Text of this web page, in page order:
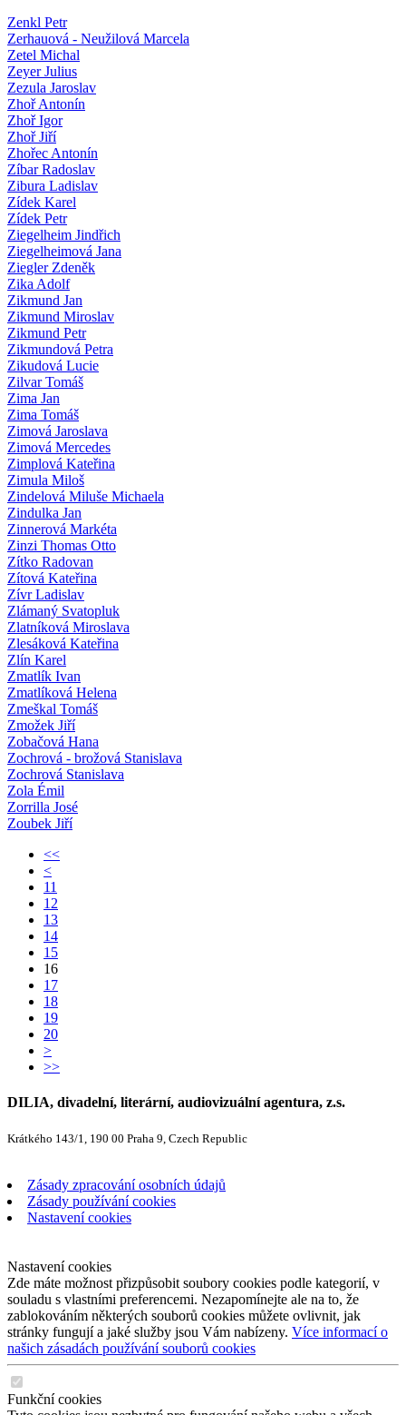
Zenkl Petr
Zerhauová - Neužilová Marcela
Zetel Michal
Zeyer Julius
Zezula Jaroslav
Zhoř Antonín
Zhoř Igor
Zhoř Jiří
Zhořec Antonín
Zíbar Radoslav
Zibura Ladislav
Zídek Karel
Zídek Petr
Ziegelheim Jindřich
Ziegelheimová Jana
Ziegler Zdeněk
Zika Adolf
Zikmund Jan
Zikmund Miroslav
Zikmund Petr
Zikmundová Petra
Zikudová Lucie
Zilvar Tomáš
Zima Jan
Zima Tomáš
Zimová Jaroslava
Zimová Mercedes
Zimplová Kateřina
Zimula Miloš
Zindelová Miluše Michaela
Zindulka Jan
Zinnerová Markéta
Zinzi Thomas Otto
Zítko Radovan
Zítová Kateřina
Zívr Ladislav
Zlámaný Svatopluk
Zlatníková Miroslava
Zlesáková Kateřina
Zlín Karel
Zmatlík Ivan
Zmatlíková Helena
Zmeškal Tomáš
Zmožek Jiří
Zobačová Hana
Zochrová - brožová Stanislava
Zochrová Stanislava
Zola Émil
Zorrilla José
Zoubek Jiří
<<
<
11
12
13
14
15
16
17
18
19
20
>
>>
DILIA, divadelní, literární, audiovizuální agentura, z.s.
Krátkého 143/1, 190 00 Praha 9, Czech Republic
Zásady zpracování osobních údajů
Zásady používání cookies
Nastavení cookies
Nastavení cookies
Zde máte možnost přizpůsobit soubory cookies podle kategorií, v
souladu s vlastními preferencemi. Nezapomínejte ale na to, že
zablokováním některých souborů cookies můžete ovlivnit, jak
stránky fungují a jaké služby jsou Vám nabízeny. Více informací o
našich zásadách používání souborů cookies
Funkční cookies